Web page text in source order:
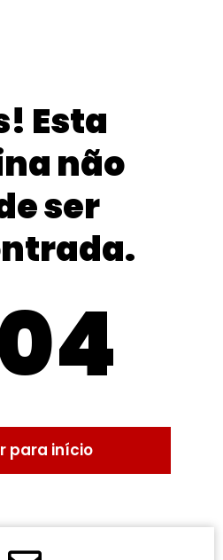
Esta
não
ser
para início